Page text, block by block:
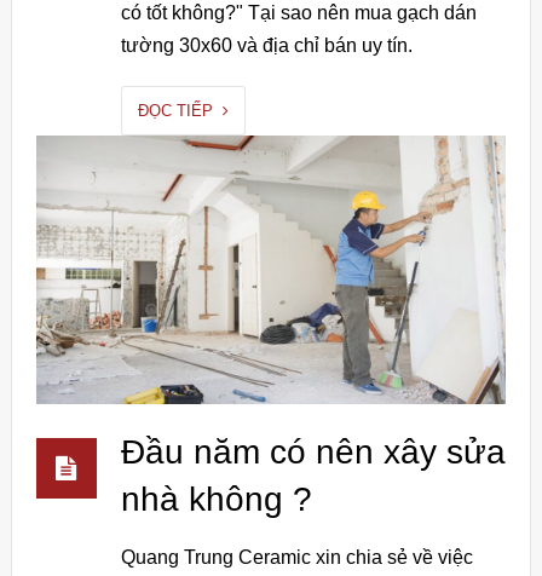
có tốt không?" Tại sao nên mua gạch dán
tường 30x60 và địa chỉ bán uy tín.
ĐỌC TIẾP
Đầu năm có nên xây sửa
nhà không ?
Quang Trung Ceramic xin chia sẻ về việc